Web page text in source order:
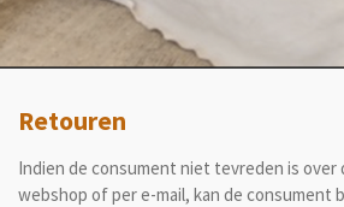
Retouren
Indien de consument niet tevreden is over
webshop of per e-mail, kan de consument